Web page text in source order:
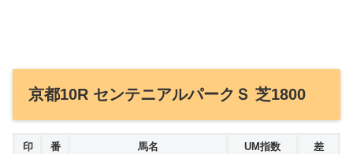
京都10R センテニアルパークＳ 芝1800
印 番 馬名 UM指数 差